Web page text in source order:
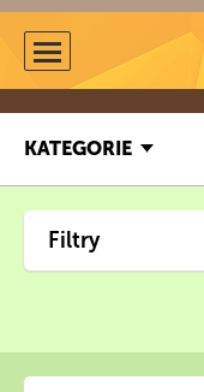
KATEGORIE
Filtry